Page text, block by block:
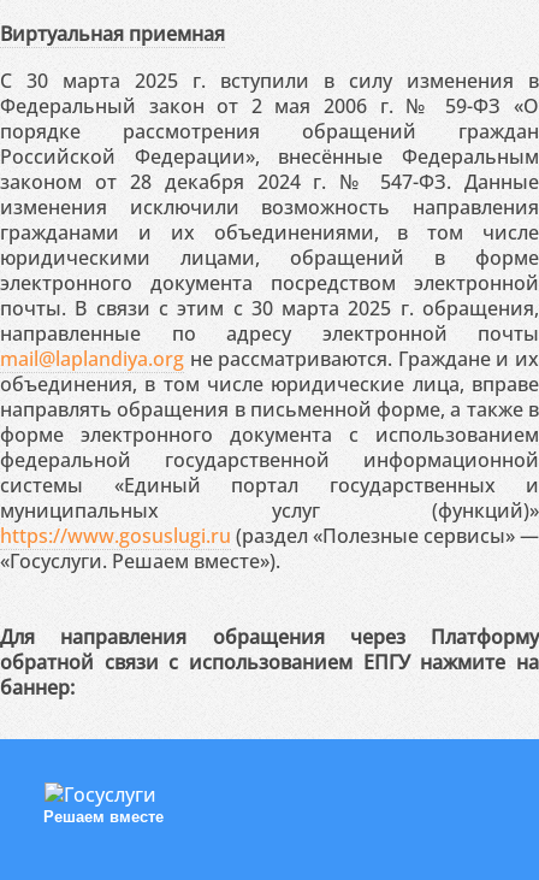
Виртуальная приемная
С 30 марта 2025 г. вступили в силу изменения в
Федеральный закон от 2 мая 2006 г. № 59-ФЗ «О
порядке рассмотрения обращений граждан
Российской Федерации», внесённые Федеральным
законом от 28 декабря 2024 г. № 547-ФЗ. Данные
изменения исключили возможность направления
гражданами и их объединениями, в том числе
юридическими лицами, обращений в форме
электронного документа посредством электронной
почты. В связи с этим с 30 марта 2025 г. обращения,
направленные по адресу электронной почты
mail@laplandiya.org не рассматриваются. Граждане и их
объединения, в том числе юридические лица, вправе
направлять обращения в письменной форме, а также в
форме электронного документа с использованием
федеральной государственной информационной
системы «Единый портал государственных и
муниципальных услуг (функций)»
https://www.gosuslugi.ru (раздел «Полезные сервисы» —
«Госуслуги. Решаем вместе»).
Для направления обращения через Платформу
обратной связи с использованием ЕПГУ нажмите на
баннер:
Решаем вместе